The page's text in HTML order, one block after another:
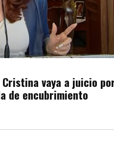
vaya a juicio
de encubrimiento